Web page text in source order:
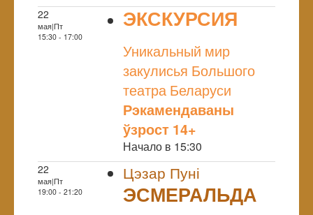
22
мая|Пт
15:30 - 17:00
ЭКСКУРСИЯ
Уникальный мир
закулисья Большого
театра Беларуси
Рэкамендаваны
ўзрост 14+
Начало в 15:30
22
мая|Пт
19:00 - 21:20
Цэзар Пуні
ЭСМЕРАЛЬДА